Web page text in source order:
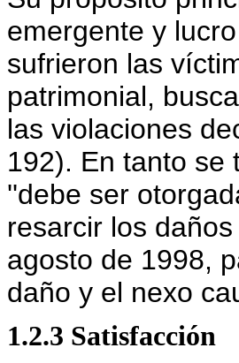
emergente y
sufrieron las
patrimonial,
las violaciones
192). En tanto se
''debe ser
resarcir los
agosto de 1998,
daño y el nexo
1.2.3 Satisfacción